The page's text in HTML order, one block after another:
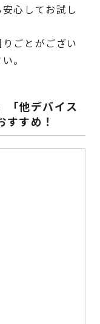
心してお試し
ごとがござい
。
「他デバイス
すめ！